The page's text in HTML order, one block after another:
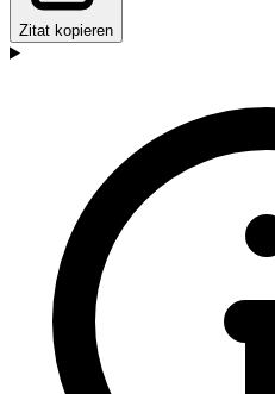
Zitat kopieren